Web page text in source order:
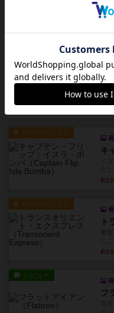
ノ
ベ
レビュー
フ
ム
ルール/インスト
約
ルール/インスト
ト
約
レビュー
フ